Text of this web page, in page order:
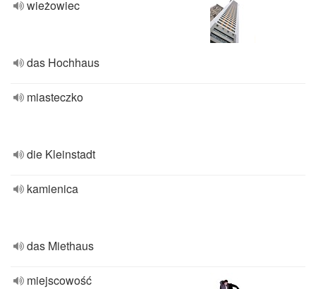
wieżowiec
das Hochhaus
miasteczko
die Kleinstadt
kamienica
das Miethaus
miejscowość